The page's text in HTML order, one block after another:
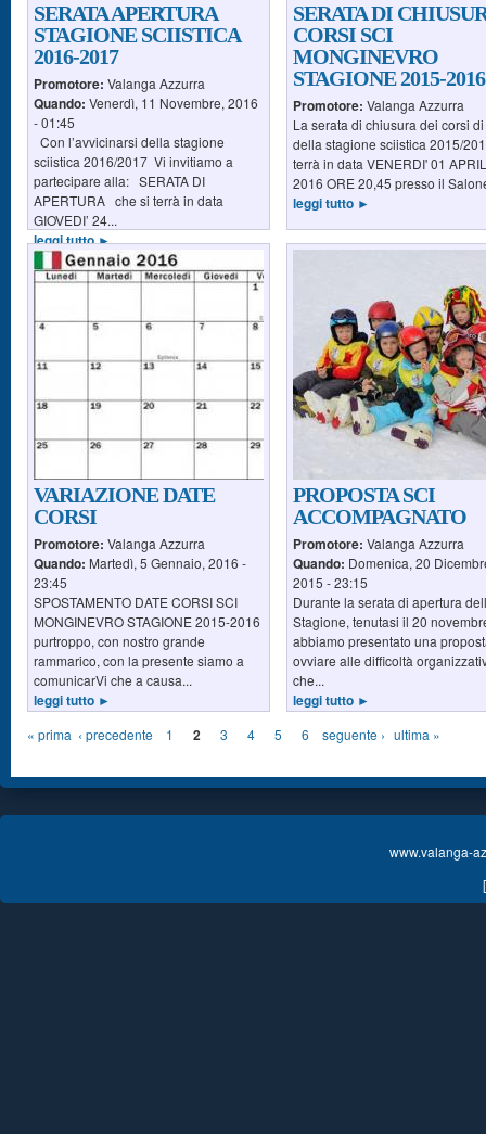
SERATA APERTURA
STAGIONE SCIISTICA
2016-2017
Promotore: Valanga Azzurra
Quando: Venerdì, 11 Novembre, 2016
- 01:45
Con l’avvicinarsi della stagione
sciistica 2016/2017 Vi invitiamo a
partecipare alla: SERATA DI
APERTURA che si terrà in data
GIOVEDI’ 24...
leggi tutto ►
SERATA DI
CORSI SCI
MONGINEVRO
STAGIONE 2015-2016
Promotore: Valanga Azzurra
La serata di chiusura dei corsi
della stagione sciistica 2015/
terrà in data VENERDI' 01
2016 ORE 20,45 presso il
leggi tutto ►
VARIAZIONE DATE
CORSI
Promotore: Valanga Azzurra
Quando: Martedì, 5 Gennaio, 2016 -
23:45
SPOSTAMENTO DATE CORSI SCI
MONGINEVRO STAGIONE 2015-2016‏
purtroppo, con nostro grande
rammarico, con la presente siamo a
comunicarVi che a causa...
leggi tutto ►
PROPOSTA SCI
ACCOMPAGNATO
Promotore: Valanga Azzurra
Quando: Domenica, 20
2015 - 23:15
Durante la serata di apertura
Stagione, tenutasi il 20
abbiamo presentato una
ovviare alle difficoltà
che...
leggi tutto ►
« prima ‹ precedente 1 2 3 4 5 6 seguente › ultima »
www.valanga-